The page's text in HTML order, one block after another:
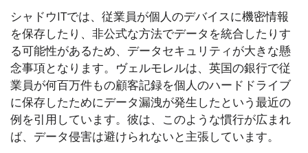
シャドウITでは、従業員が個人のデバイスに機密情報
を保存したり、非公式な方法でデータを統合したりす
る可能性があるため、データセキュリティが大きな懸
念事項となります。ヴェルモレルは、英国の銀行で従
業員が何百万件もの顧客記録を個人のハードドライブ
に保存したためにデータ漏洩が発生したという最近の
例を引用しています。彼は、このような慣行が広まれ
ば、データ侵害は避けられないと主張しています。